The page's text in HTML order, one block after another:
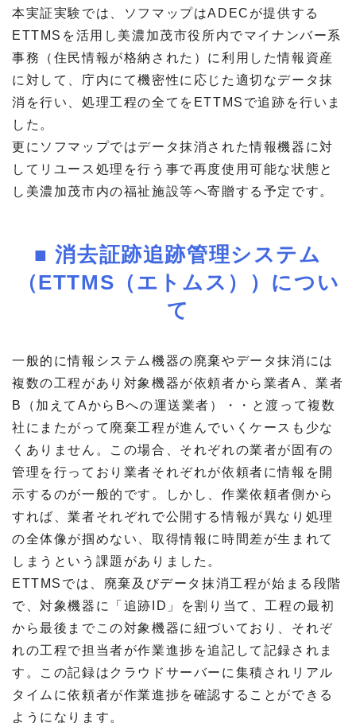
本実証実験では、ソフマップはADECが提供する
ETTMSを活用し美濃加茂市役所内でマイナンバー系
事務（住民情報が格納された）に利用した情報資産
に対して、庁内にて機密性に応じた適切なデータ抹
消を行い、処理工程の全てをETTMSで追跡を行いま
した。
更にソフマップではデータ抹消された情報機器に対
してリユース処理を行う事で再度使用可能な状態と
し美濃加茂市内の福祉施設等へ寄贈する予定です。
■ 消去証跡追跡管理システム
（ETTMS（エトムス））につい
て
一般的に情報システム機器の廃棄やデータ抹消には
複数の工程があり対象機器が依頼者から業者A、業者
B（加えてAからBへの運送業者）・・と渡って複数
社にまたがって廃棄工程が進んでいくケースも少な
くありません。この場合、それぞれの業者が固有の
管理を行っており業者それぞれが依頼者に情報を開
示するのが一般的です。しかし、作業依頼者側から
すれば、業者それぞれで公開する情報が異なり処理
の全体像が掴めない、取得情報に時間差が生まれて
しまうという課題がありました。
ETTMSでは、廃棄及びデータ抹消工程が始まる段階
で、対象機器に「追跡ID」を割り当て、工程の最初
から最後までこの対象機器に紐づいており、それぞ
れの工程で担当者が作業進捗を追記して記録されま
す。この記録はクラウドサーバーに集積されリアル
タイムに依頼者が作業進捗を確認することができる
ようになります。